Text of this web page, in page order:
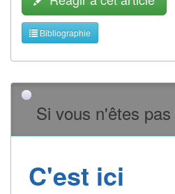
Bibliographie
Si vous n'êtes
C'est ici